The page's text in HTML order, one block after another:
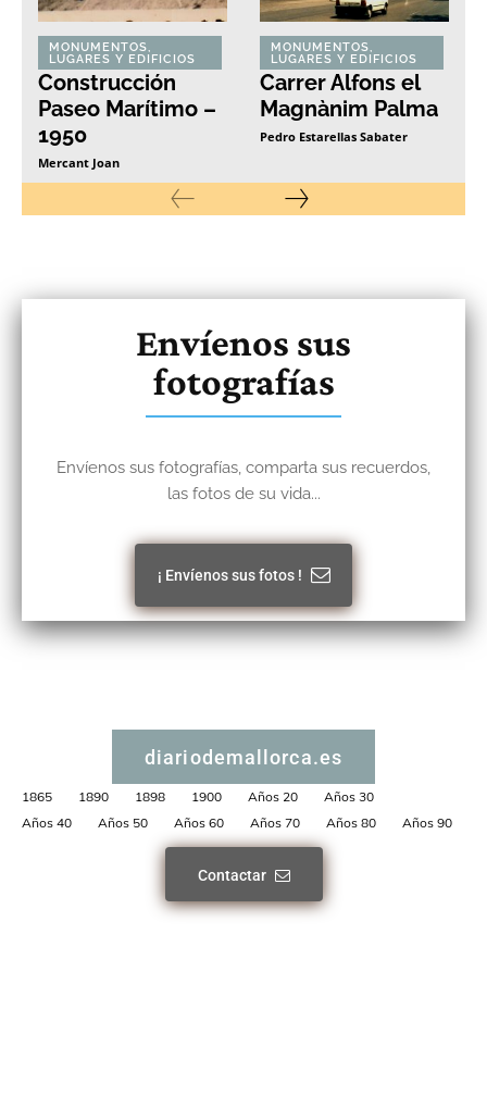
MONUMENTOS,
LUGARES Y EDIFICIOS
Construcción
Paseo Marítimo –
1950
Mercant Joan
MONUMENTOS,
LUGARES Y EDIFICIOS
Carrer Alfons el
Magnànim Palma
Pedro Estarellas Sabater
Envíenos sus
fotografías
Envíenos sus fotografías, comparta sus recuerdos,
las fotos de su vida...
¡ Envíenos sus fotos !
diariodemallorca.es
1865 1890 1898 1900 Años 20
Años 30
Años 40
Años 50 Años 60 Años 70 Años 80 Años 90
Contactar